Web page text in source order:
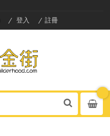
登入 註冊